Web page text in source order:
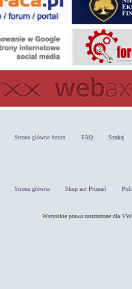
Strona główna forum FAQ Szukaj
Strona główna Skup aut Poznań
Wszystkie prawa zastrzeżone dla